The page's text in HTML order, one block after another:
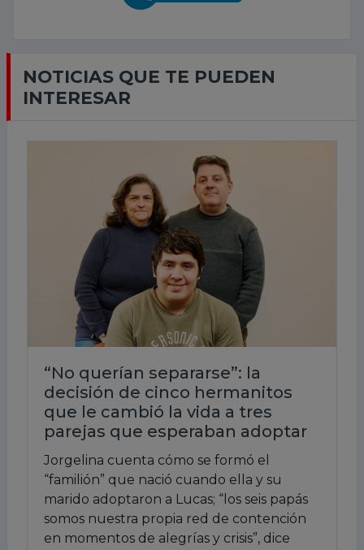
NOTICIAS QUE TE PUEDEN
INTERESAR
“No querían separarse”: la
decisión de cinco hermanitos
que le cambió la vida a tres
parejas que esperaban adoptar
Jorgelina cuenta cómo se formó el
“familión” que nació cuando ella y su
marido adoptaron a Lucas; “los seis papás
somos nuestra propia red de contención
en momentos de alegrías y crisis”, dice